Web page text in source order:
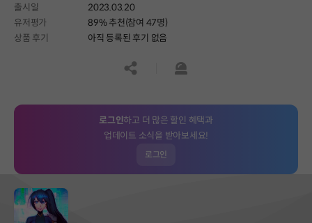
출시일
2023.03.20
유저평가
89% 추천(참여 47명)
상품 후기
아직 등록된 후기 없음
공유하기신고하기
로그인하고 더 많은 할인 혜택과
업데이트 소식을 받아보세요!
로그인